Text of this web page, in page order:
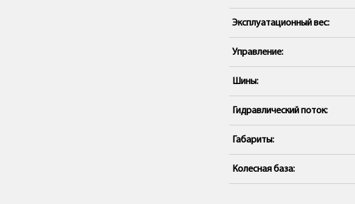
Эксплуатационный вес:
Управление:
Шины:
Гидравлический поток:
Габариты:
Колесная база: